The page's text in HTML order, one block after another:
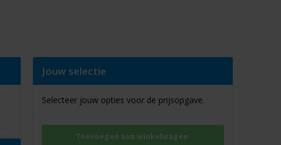
Jouw selectie
Selecteer jouw opties voor de prijsopgave.
Toevoegen aan winkelwagen